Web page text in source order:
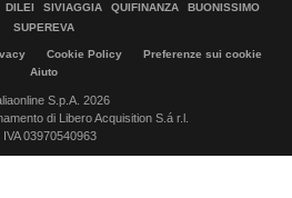
DILEI SIVIAGGIA QUIFINANZA
BUONISSIMO
SUPEREVA
Cookie Policy
Preferenze sui cookie
Aiuto
S.p.A. 2026
di Libero Acquisition S.á r.l.
IVA 03970540963